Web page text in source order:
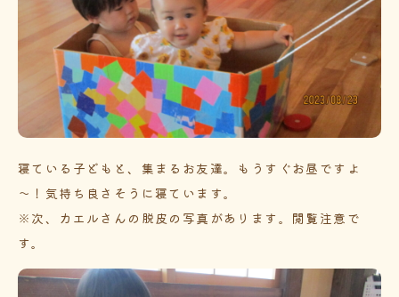
寝ている子どもと、集まるお友達。もうすぐお昼ですよ
～！気持ち良さそうに寝ています。
※次、カエルさんの脱皮の写真があります。閲覧注意で
す。